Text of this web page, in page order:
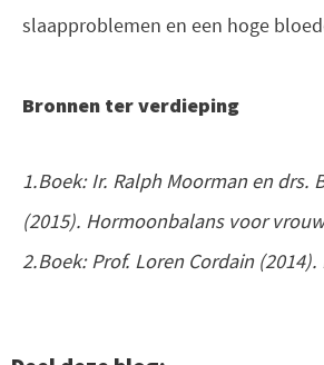
slaapproblemen en een hoge
Bronnen ter verdieping
1.Boek: Ir. Ralph Moorman en drs.
(2015). Hormoonbalans voor
2.Boek: Prof. Loren Cordain